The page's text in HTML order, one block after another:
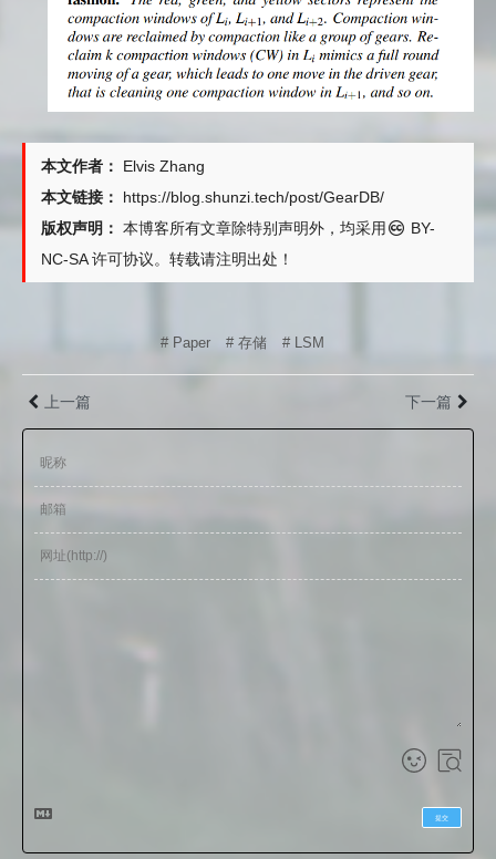
本文作者：
Elvis Zhang
本文链接：
https://blog.shunzi.tech/post/GearDB/
版权声明： 本博客所有文章除特别声明外，均采用
BY-
NC-SA许可协议。转载请注明出处！
# Paper # 存储 # LSM
上一篇 下一篇
提交